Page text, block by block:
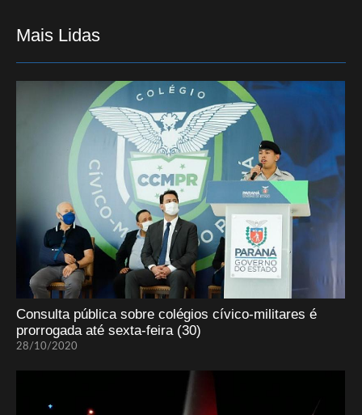
Mais Lidas
Consulta pública sobre colégios cívico-militares é
prorrogada até sexta-feira (30)
28/10/2020